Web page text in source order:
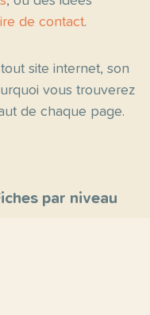
de contact.
site internet, son
vous trouverez
de chaque page.
par niveau